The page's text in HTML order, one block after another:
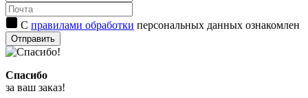
С правилами обработки персональных данных ознакомлен
Отправить
Спасибо
за ваш заказ!